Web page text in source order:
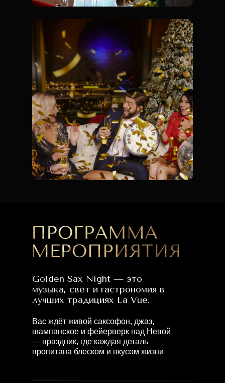
Вас ждёт живой саксофон, джаз,
шампанское и фейерверк над Невой
— праздник, где каждая деталь
пропитана блеском и вкусом жизни
Golden Sax Night — это
музыка, свет и гастрономия в
лучших традициях La Vue.